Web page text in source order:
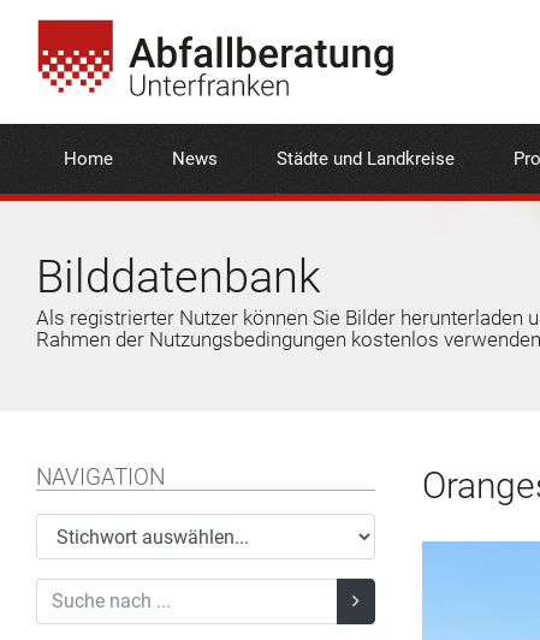
Home News Städte und Landkreise
Bilddatenbank
Als registrierter Nutzer können Sie Bilder herunterladen
Rahmen der Nutzungsbedingungen kostenlos
NAVIGATION